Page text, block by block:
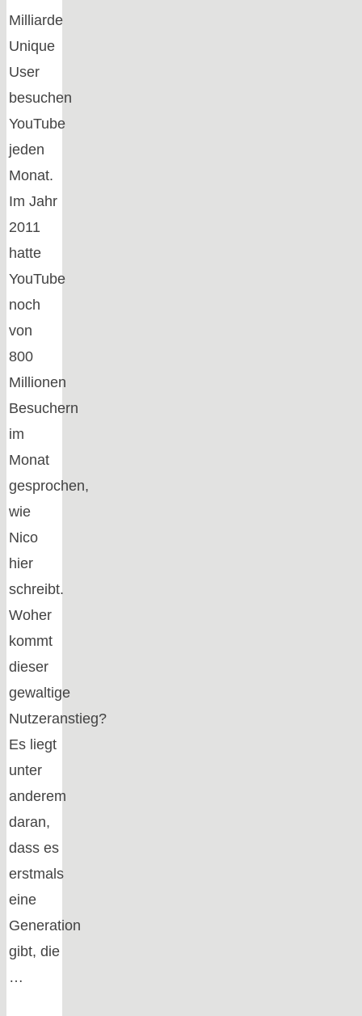
Milliarde
Unique
User
besuchen
YouTube
jeden
Monat.
Im Jahr
2011
hatte
YouTube
noch
von
800
Millionen
Besuchern
im
Monat
gesprochen,
wie
Nico
hier
schreibt.
Woher
kommt
dieser
gewaltige
Nutzeranstieg?
Es liegt
unter
anderem
daran,
dass es
erstmals
eine
Generation
gibt, die
…